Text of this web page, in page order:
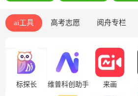
ai工具 高考志愿 阅舟专栏
标探长 维普科创助手 来画